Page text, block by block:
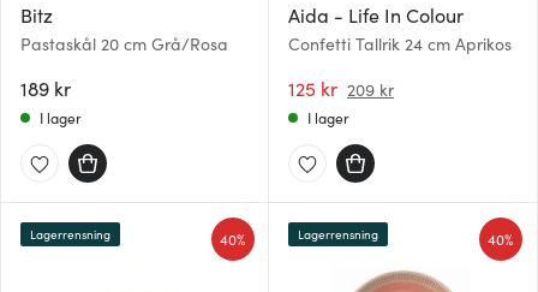
Bitz
Pastaskål 20 cm Grå/Rosa
189 kr
I lager
Aida - Life In Colour
Confetti Tallrik 24 cm Aprikos
125 kr 209 kr
I lager
40%
Lagerrensning 40%
Lagerrensning